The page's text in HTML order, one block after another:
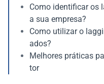
Como identificar os
a sua empresa?
Como utilizar o
ados?
Melhores práticas
tor